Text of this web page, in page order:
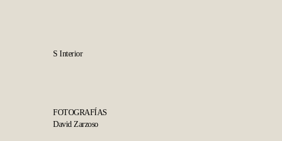
S Interior
FOTOGRAFÍAS
David Zarzoso